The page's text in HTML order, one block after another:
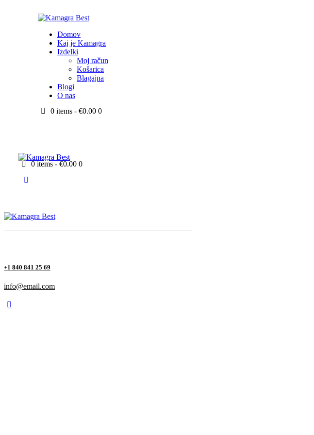
Domov
Kaj je Kamagra
Izdelki
Moj račun
Košarica
Blagajna
Blogi
O nas
0 items - €0.00 0
0 items - €0.00 0
+1 840 841 25 69
info@email.com